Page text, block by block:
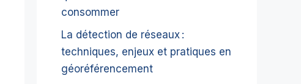
consommer
La détection de réseaux :
techniques, enjeux et pratiques en
géoréférencement